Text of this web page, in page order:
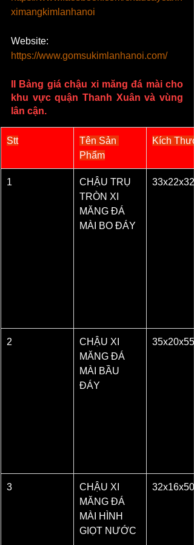
ximangkimlanhanoi
https://www.gomsukimlanhanoi.com/
II Bảng giá chậu xi măng đá mài cho
khu vực quận Thanh Xuân và vùng
lân cận.
Stt
Tên Sản
Phẩm
Kích
1
CHẬU TRỤ
TRÒN XI
MĂNG ĐÁ
MÀI BO ĐÁY
33x22x32
2
CHẬU XI
MĂNG ĐÁ
MÀI BẦU
ĐÁY
35x20x55
3
CHẬU XI
MĂNG ĐÁ
MÀI HÌNH
GIỌT NƯỚC
32x16x50